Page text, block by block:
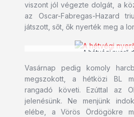
viszont jól végezte dolgát, a
az Oscar-Fabregas-Hazard
játszott, sőt, ők nyerték meg a
A hétvégi nyerő
Vasárnap pedig komoly
megszokott, a hétközi BL
rangadó követi. Ezúttal az
jelenésünk. Ne menjünk
elébe, a Vörös Ördögökre